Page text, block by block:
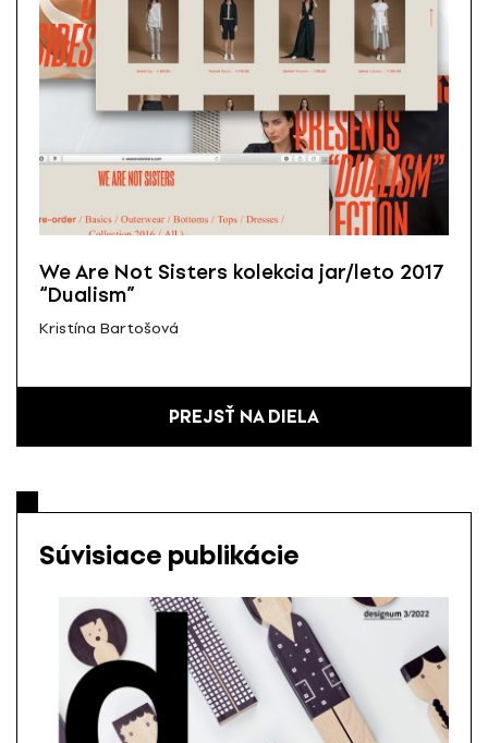
We Are Not Sisters kolekcia jar/leto 2017
“Dualism”
Kristína Bartošová
PREJSŤ NA DIELA
Súvisiace publikácie